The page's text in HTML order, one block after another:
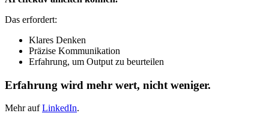
Das erfordert:
Klares Denken
Präzise Kommunikation
Erfahrung, um Output zu beurteilen
Erfahrung wird mehr wert, nicht weniger.
Mehr aufLinkedIn.